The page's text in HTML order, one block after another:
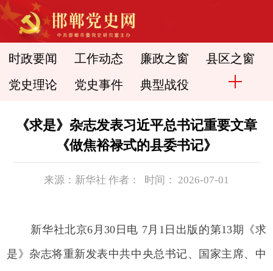
时政要闻 工作动态 廉政之窗 县区之窗
党史理论 党史事件 典型战役
《求是》杂志发表习近平总书记重要文章
《做焦裕禄式的县委书记》
来源：新华社 作者： 时间： 2026-07-01
新华社北京6月30日电 7月1日出版的第13期《求
是》杂志将重新发表中共中央总书记、国家主席、中